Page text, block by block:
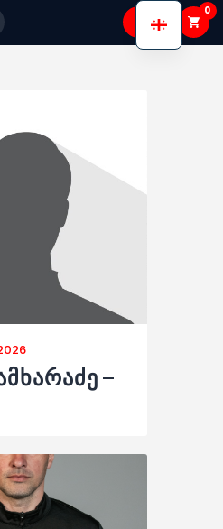
0
–